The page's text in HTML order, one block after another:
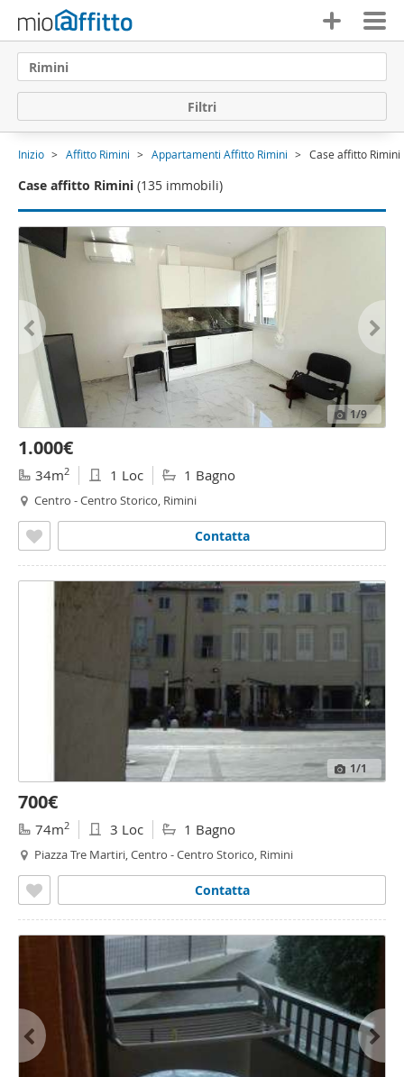
Rimini
Filtri
Inizio Affitto Rimini Appartamenti Affitto Rimini Case affitto Rimini
Case affitto Rimini (135 immobili)
1/9
1.000€
34m2 1 Loc 1 Bagno
Centro - Centro Storico, Rimini
Contatta
1/1
700€
74m2 3 Loc 1 Bagno
Piazza Tre Martiri, Centro - Centro Storico, Rimini
Contatta